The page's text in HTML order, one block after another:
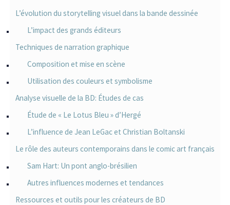
L’évolution du storytelling visuel dans la bande dessinée
L’impact des grands éditeurs
Techniques de narration graphique
Composition et mise en scène
Utilisation des couleurs et symbolisme
Analyse visuelle de la BD: Études de cas
Étude de « Le Lotus Bleu » d’Hergé
L’influence de Jean LeGac et Christian Boltanski
Le rôle des auteurs contemporains dans le comic art français
Sam Hart: Un pont anglo-brésilien
Autres influences modernes et tendances
Ressources et outils pour les créateurs de BD